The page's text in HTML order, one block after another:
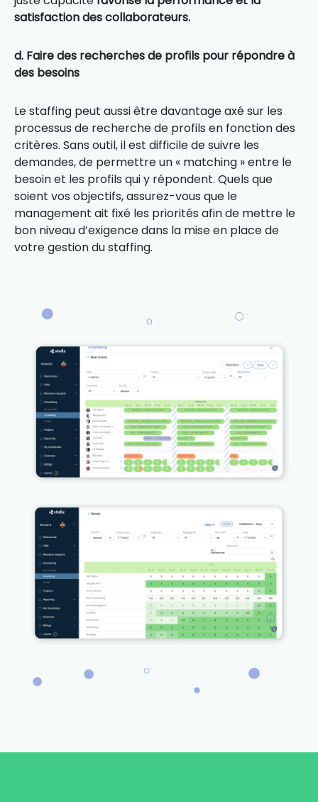
satisfaction des collaborateurs.
d. Faire des recherches de profils pour répondre à
des besoins
Le staffing peut aussi être davantage axé sur les
processus de recherche de profils en fonction des
critères. Sans outil, il est difficile de suivre les
demandes, de permettre un « matching » entre le
besoin et les profils qui y répondent. Quels que
soient vos objectifs, assurez-vous que le
management ait fixé les priorités afin de mettre le
bon niveau d’exigence dans la mise en place de
votre gestion du staffing.